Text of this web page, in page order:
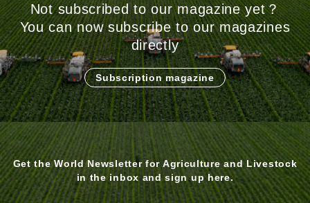
Not subscribed to our magazine yet？
You can now subscribe to our magazines
directly
Subscription magazine
Get the World Newsletter for Agriculture and Livestock
in the inbox and sign up here.